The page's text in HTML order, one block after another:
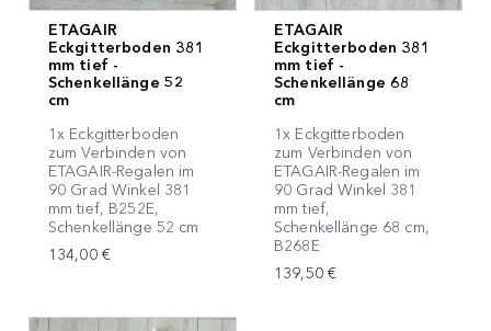
ETAGAIR
Eckgitterboden 381
mm tief -
Schenkellänge 52
cm
1x Eckgitterboden
zum Verbinden von
ETAGAIR-Regalen im
90 Grad Winkel 381
mm tief, B252E,
Schenkellänge 52 cm
134,00 €
ETAGAIR
Eckgitterboden 381
mm tief -
Schenkellänge 68
cm
1x Eckgitterboden
zum Verbinden von
ETAGAIR-Regalen im
90 Grad Winkel 381
mm tief,
Schenkellänge 68 cm,
B268E
139,50 €